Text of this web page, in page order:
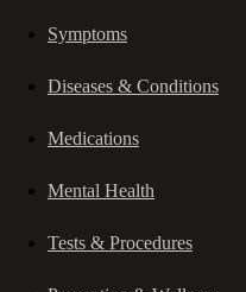
Symptoms
Diseases & Conditions
Medications
Mental Health
Tests & Procedures